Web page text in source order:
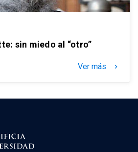
sin miedo al “otro”
Ver más keyboard_arrow_right